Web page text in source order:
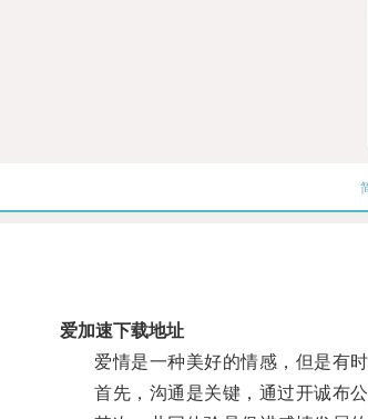
爱加速下载地址
爱情是一种美好的情感，但是有时
首先，沟通是关键，通过开诚布公